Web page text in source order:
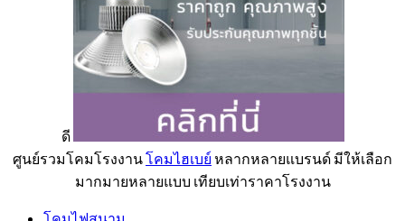
ดี
ศูนย์รวมโคมโรงงานโคมไฮเบย์ หลากหลายแบรนด์ มีให้เลือก
มากมายหลายแบบ เทียบเท่าราคาโรงงาน
โคมไฟสนาม